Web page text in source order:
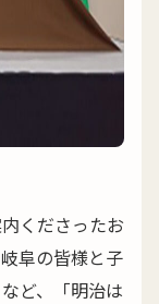
くださったお
阜の皆様と子
ど、「明治は